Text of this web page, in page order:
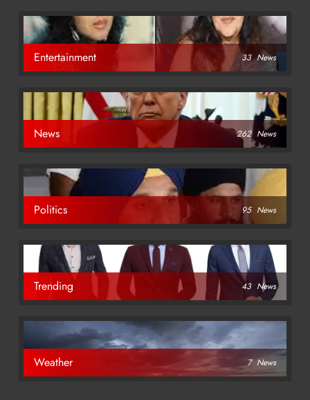
Entertainment 33 News
News 262 News
Politics 95 News
Trending 43 News
Weather 7 News